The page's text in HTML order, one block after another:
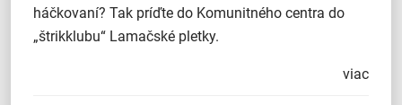
háčkovaní? Tak príďte do Komunitného centra do
„štrikklubu“ Lamačské pletky.
viac